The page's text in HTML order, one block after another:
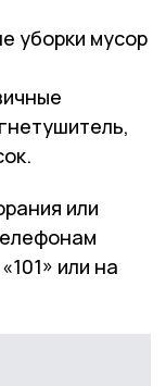
уборки мусор
или
или на